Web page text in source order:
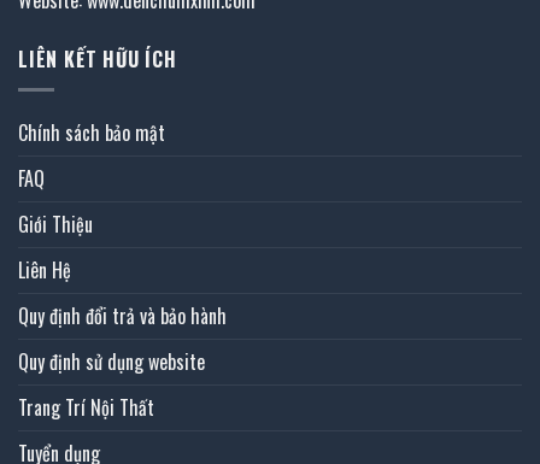
LIÊN KẾT HỮU ÍCH
Chính sách bảo mật
FAQ
Giới Thiệu
Liên Hệ
Quy định đổi trả và bảo hành
Quy định sử dụng website
Trang Trí Nội Thất
Tuyển dụng